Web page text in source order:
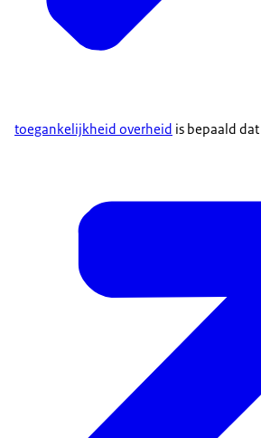
toegankelijkheid overheid is bepaald